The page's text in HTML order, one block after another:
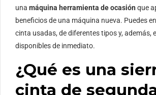
una máquina herramienta de ocasión que
beneficios de una máquina nueva. Puedes
cinta usadas, de diferentes tipos y, además,
disponibles de inmediato.
¿Qué es una
cinta de